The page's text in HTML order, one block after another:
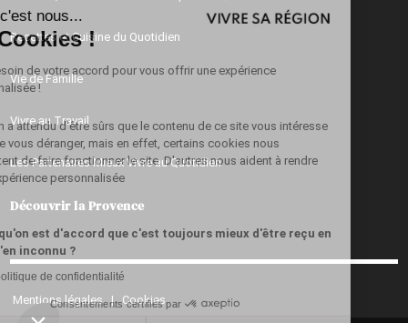
Salut c'est nous...
les Cookies !
On a besoin de votre accord pour vous offrir une expérience
personnalisée !
Alors on a attendu d'être sûrs que le contenu de ce site vous intéresse
avant de vous déranger, mais en effet, certains cookies nous
permettent de faire fonctionner le site. D'autres nous aident à rendre
votre expérience personnalisée
Parce qu'on est d'accord que c'est toujours mieux d'être reçu en
ami qu'en inconnu ?
Lire la politique de confidentialité
Consentements certifiés par
Recettes et Cuisine du Quotidien
Vie de Famille
Vivre au Travail
Les Partenaires Mieux Vivre au Quotidien
Découvrir la Provence
Mentions légales|Cookies